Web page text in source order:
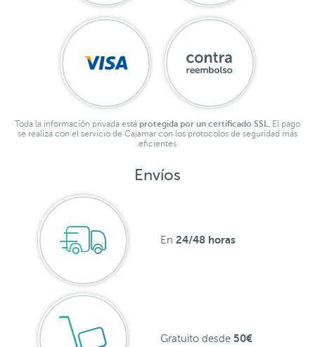
Toda la información privada está protegida por un certificado SSL. El pago
se realiza con el servicio de Cajamar con los protocolos de seguridad más
eficientes
Envíos
En 24/48 horas
Gratuito desde 50€